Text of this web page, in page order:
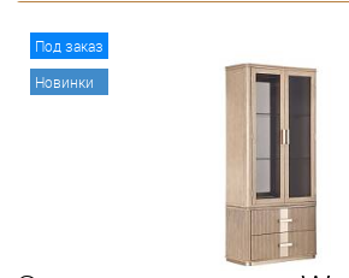
Под заказ
Новинки